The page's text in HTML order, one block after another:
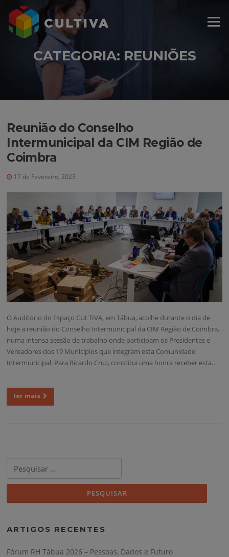
para
conteúdo
Menu
CATEGORIA: REUNIÕES
Reunião do Conselho
Intermunicipal da CIM Região de
Coimbra
17 de Fevereiro, 2023
O Auditório do Espaço CULTIVA, em Tábua, acolhe durante o dia de
hoje a reunião do Conselho Intermunicipal da CIM Região de Coimbra,
numa intensa sessão de trabalho onde participam os Presidentes e
Vereadores dos 19 Municípios que integram esta Comunidade
Intermunicipal. Para Ricardo Cruz, constitui uma honra receber esta…
ler mais
por:
ARTIGOS RECENTES
Fórum RH Tábua 2026 – Pessoas, Dados e Futuro